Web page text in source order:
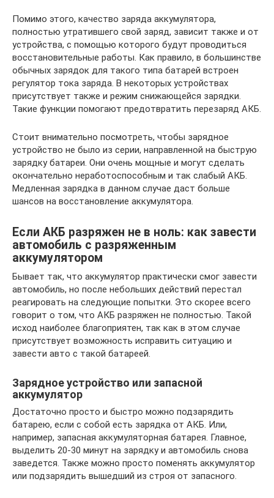
Помимо этого, качество заряда аккумулятора,
полностью утратившего свой заряд, зависит также и от
устройства, с помощью которого будут проводиться
восстановительные работы. Как правило, в большинстве
обычных зарядок для такого типа батарей встроен
регулятор тока заряда. В некоторых устройствах
присутствует также и режим снижающейся зарядки.
Такие функции помогают предотвратить перезаряд АКБ.
Стоит внимательно посмотреть, чтобы зарядное
устройство не было из серии, направленной на быструю
зарядку батареи. Они очень мощные и могут сделать
окончательно неработоспособным и так слабый АКБ.
Медленная зарядка в данном случае даст больше
шансов на восстановление аккумулятора.
Если АКБ разряжен не в ноль: как завести
автомобиль с разряженным
аккумулятором
Бывает так, что аккумулятор практически смог завести
автомобиль, но после небольших действий перестал
реагировать на следующие попытки. Это скорее всего
говорит о том, что АКБ разряжен не полностью. Такой
исход наиболее благоприятен, так как в этом случае
присутствует возможность исправить ситуацию и
завести авто с такой батареей.
Зарядное устройство или запасной
аккумулятор
Достаточно просто и быстро можно подзарядить
батарею, если с собой есть зарядка от АКБ. Или,
например, запасная аккумуляторная батарея. Главное,
выделить 20-30 минут на зарядку и автомобиль снова
заведется. Также можно просто поменять аккумулятор
или подзарядить вышедший из строя от запасного.